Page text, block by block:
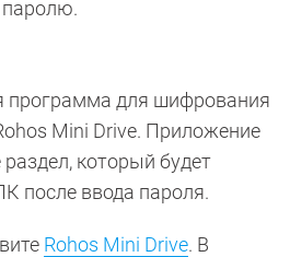
программа для шифрования
Mini Drive. Приложение
который будет
после ввода пароля.
Rohos Mini Drive. В